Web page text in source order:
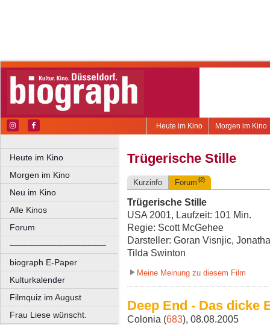
Morgen im Kino
Heute im Kino
Heute im Kino
Morgen im Kino
Neu im Kino
Alle Kinos
Forum
––––––––––––––––––––
biograph E-Paper
Kulturkalender
Filmquiz im August
Frau Liese wünscht.
Trügerische Stille
Kurzinfo Forum (2)
Trügerische Stille
USA 2001, Laufzeit: 101 Min.
Regie: Scott McGehee
Darsteller: Goran Visnjic,
Tilda Swinton
Meine Meinung zu diesem Film
Deep End - Das dicke
Colonia (683), 08.08.2005